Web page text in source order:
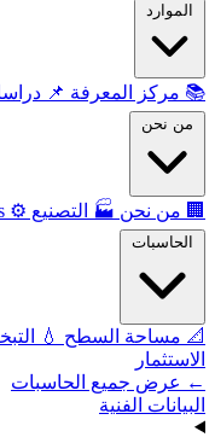
الموارد
📚 مركز المعرفة 📌
من نحن
🏢 من نحن 🏭 التصنيع ⚙️
الحاسبات
📐 مساحة السطح 💧
الاستثمار
← عرض جميع الحاسبات
البيانات الفنية